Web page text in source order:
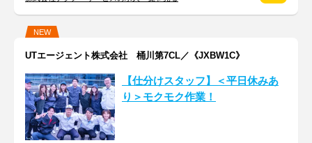
NEW
UTエージェント株式会社 桶川第7CL／《JXBW1C》
【仕分けスタッフ】＜平日休みあ
り＞モクモク作業！